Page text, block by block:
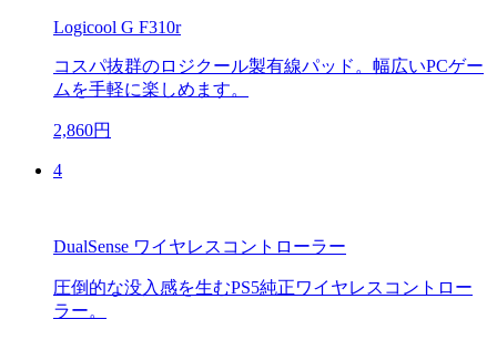
Logicool G F310r
コスパ抜群のロジクール製有線パッド。幅広いPCゲー
ムを手軽に楽しめます。
2,860円
4
DualSense ワイヤレスコントローラー
圧倒的な没入感を生むPS5純正ワイヤレスコントロー
ラー。